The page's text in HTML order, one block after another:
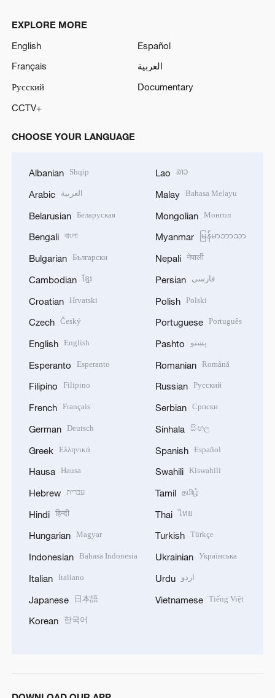
EXPLORE MORE
English
Español
Français
العربية
Русский
Documentary
CCTV+
CHOOSE YOUR LANGUAGE
Albanian Shqip
Arabic العربية
Belarusian Беларуская
Bengali বাংলা
Bulgarian Български
Cambodian ខ្មែរ
Croatian Hrvatski
Czech Český
English English
Esperanto Esperanto
Filipino Filipino
French Français
German Deutsch
Greek Ελληνικά
Hausa Hausa
Hebrew עברית
Hindi हिन्दी
Hungarian Magyar
Indonesian Bahasa Indonesia
Italian Italiano
Japanese 日本語
Korean 한국어
Lao ລາວ
Malay Bahasa Melayu
Mongolian Монгол
Myanmar မြန်မာဘာသာ
Nepali नेपाली
Persian فارسی
Polish Polski
Portuguese Português
Pashto پښتو
Romanian Română
Russian Русский
Serbian Српски
Sinhala සිංහල
Spanish Español
Swahili Kiswahili
Tamil தமிழ்
Thai ไทย
Turkish Türkçe
Ukrainian Українська
Urdu اردو
Vietnamese Tiếng Việt